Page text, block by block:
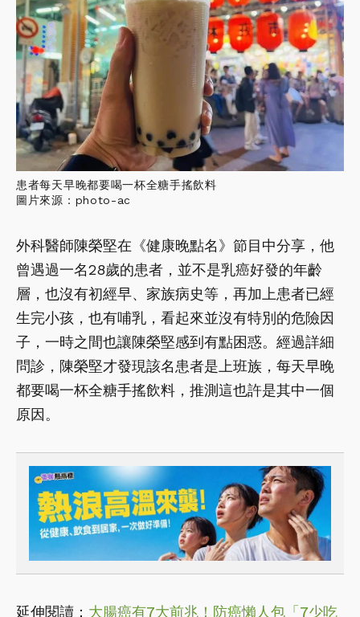
患者每天早晚都要喝一杯全糖手搖飲料
圖片來源：photo-ac
外科醫師陳榮堅在《健康晚點名》節目中分享，他
曾遇過一名28歲的患者，並不是乳癌好發的年齡
層，也沒有初經早、家族病史等，再加上患者已經
生完小孩，也有哺乳，看起來並沒有特別的危險因
子，一時之間也讓陳榮堅感到有點困惑。經過詳細
問診，陳榮堅才發現該名患者是上班族，每天早晚
都要喝一杯全糖手搖飲料，推測這也許是其中一個
原因。
延伸閱讀： 大腸癌有7大前兆！防癌懶人包「7少吃